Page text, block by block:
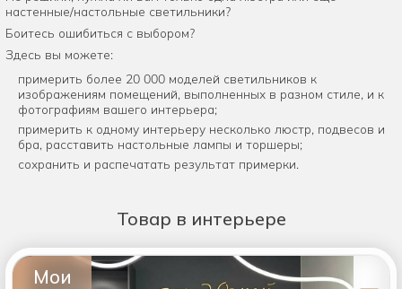
настенные/настольные светильники?
Боитесь ошибиться с выбором?
Здесь вы можете:
примерить более 20 000 моделей светильников к
изображениям помещений, выполненных в разном стиле, и к
фотографиям вашего интерьера;
примерить к одному интерьеру несколько люстр, подвесов и
бра, расставить настольные лампы и торшеры;
сохранить и распечатать результат примерки.
Товар в интерьере
Мои